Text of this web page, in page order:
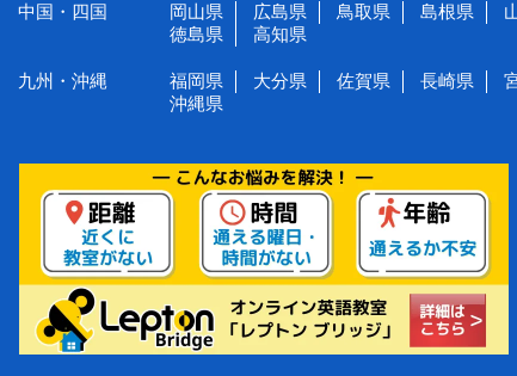
中国・四国 岡山県 広島県 鳥取県 島根県
徳島県
高知県
九州・沖縄 福岡県 大分県 佐賀県 長崎県
沖縄県